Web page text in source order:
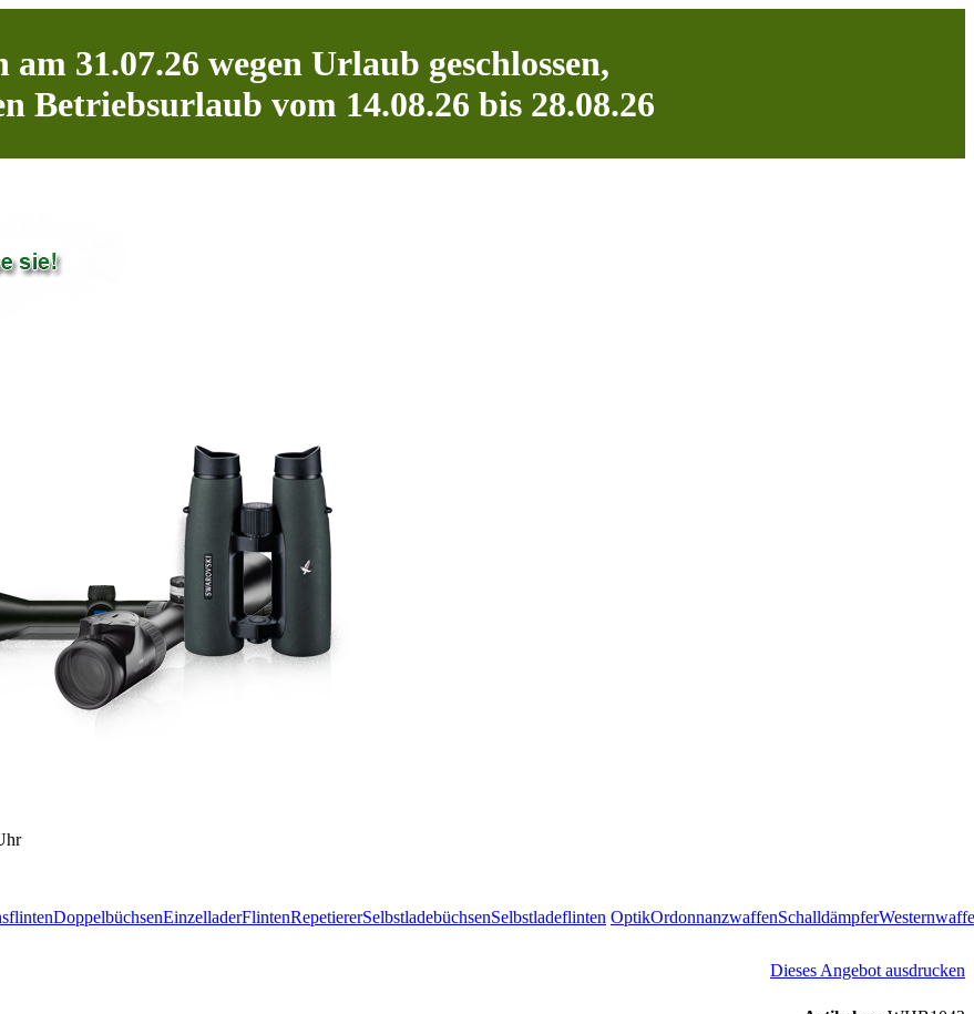
31.07.26 wegen Urlaub geschlossen,
Betriebsurlaub vom 14.08.26 bis 28.08.26
DoppelbüchsenEinzelladerFlintenRepetiererSelbstladebüchsenSelbstladeflinten OptikOrdonnanzwaffenSchalldämpfer
Dieses Angebot ausdrucken